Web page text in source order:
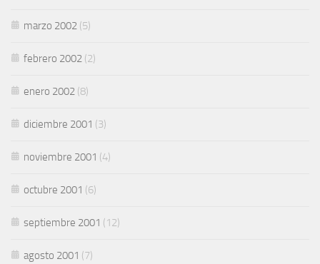
marzo 2002 (5)
febrero 2002 (2)
enero 2002 (8)
diciembre 2001 (3)
noviembre 2001 (4)
octubre 2001 (6)
septiembre 2001 (12)
agosto 2001 (7)